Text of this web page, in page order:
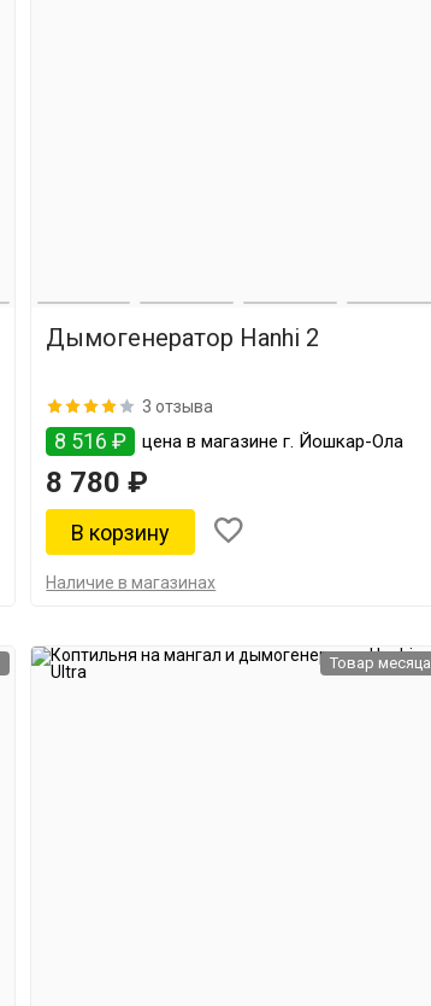
Дымогенератор Hanhi 2
3 отзыва
8 516 ₽ цена в магазине г. Йошкар-Ола
8 780 ₽
Наличие в магазинах
Товар месяца